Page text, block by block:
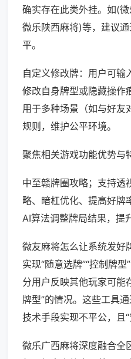
确实存在此类外挂。如(
微乐陕西麻将)等，建议
平。
自定义修改牌：用户可输
修改自身牌型或隐藏操作
用于多种场景（如与好友
规则，维护公平环境。
聚焦相关游戏功能优势与
中至赣牌圈攻略；支持透
略、暗杠优化、提高好牌
AI算法调整牌局结果，提
微友麻将怎么让系统发好
实现“随意选牌”“控制牌
分用户反映其他玩家可能
牌型”的情况。这些工具
技术手段实现不平公，且“
微乐广西麻将深度融合全